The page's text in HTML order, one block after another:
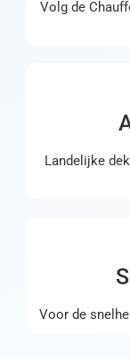
snel
Volg de
Landelijke
Voor de